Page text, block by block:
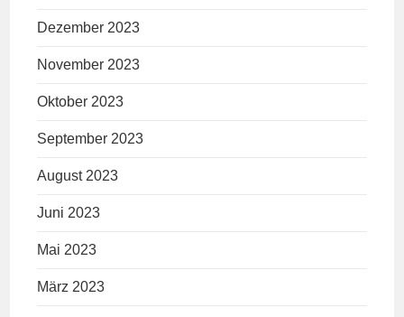
Dezember 2023
November 2023
Oktober 2023
September 2023
August 2023
Juni 2023
Mai 2023
März 2023